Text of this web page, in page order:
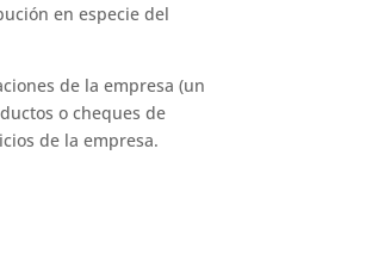
en especie del
de la empresa (un
o cheques de
de la empresa.